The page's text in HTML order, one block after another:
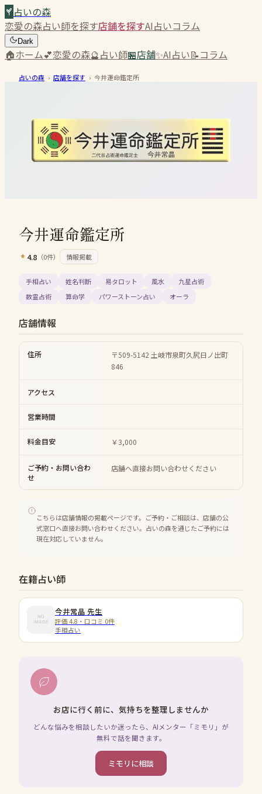
占いの森
恋愛の森占い師を探す店舗を探すAI占いコラム
Dark
🏠ホーム💕恋愛の森🔮占い師🏪店舗✨AI占い📝コラム
占いの森 › 店舗を探す › 今井運命鑑定所
今井運命鑑定所
4.8 （0件） 情報掲載
手相占い 姓名判断 易タロット 風水
九星占術
数霊占術
算命学 パワーストーン占い オーラ
店舗情報
住所
〒509-5142 土岐市泉町久尻日ノ出町
846
アクセス
営業時間
料金目安 ￥3,000
ご予約・お問い合わ
せ
店舗へ直接お問い合わせください
こちらは店舗情報の掲載ページです。ご予約・ご相談は、店舗の公
式窓口へ直接お問い合わせください。占いの森を通じたご予約には
現在対応していません。
在籍占い師
今井常晶 先生
評価 4.8・口コミ 0件
手相占い
お店に行く前に、気持ちを整理しませんか
どんな悩みを相談したいか迷ったら、AIメンター「ミモリ」が
無料で話を聞きます。
ミモリに相談